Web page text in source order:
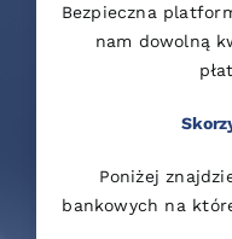
Bezpieczna
nam dowolną
Poniżej
bankowych na